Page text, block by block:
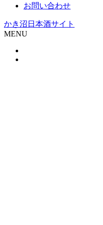
お問い合わせ
かき沼日本酒サイト
MENU